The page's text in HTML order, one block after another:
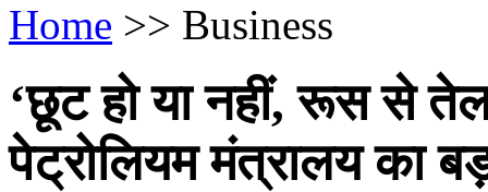
Home >> Business
‘छूट हो या नहीं, रूस से तेल
पेट्रोलियम मंत्रालय का